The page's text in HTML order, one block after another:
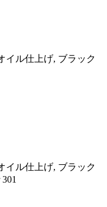
イル仕上げ, ブラック
イル仕上げ, ブラック